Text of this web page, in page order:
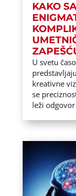
KAKO
U svetu
kreativne
se
leži